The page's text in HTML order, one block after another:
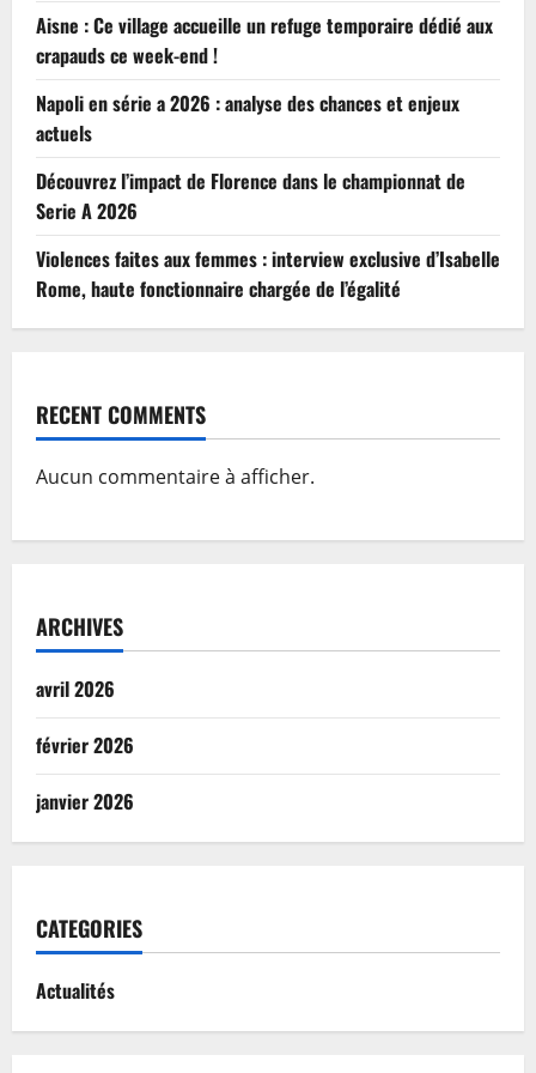
Aisne : Ce village accueille un refuge temporaire dédié aux
crapauds ce week-end !
Napoli en série a 2026 : analyse des chances et enjeux
actuels
Découvrez l’impact de Florence dans le championnat de
Serie A 2026
Violences faites aux femmes : interview exclusive d’Isabelle
Rome, haute fonctionnaire chargée de l’égalité
RECENT COMMENTS
Aucun commentaire à afficher.
ARCHIVES
avril 2026
février 2026
janvier 2026
CATEGORIES
Actualités